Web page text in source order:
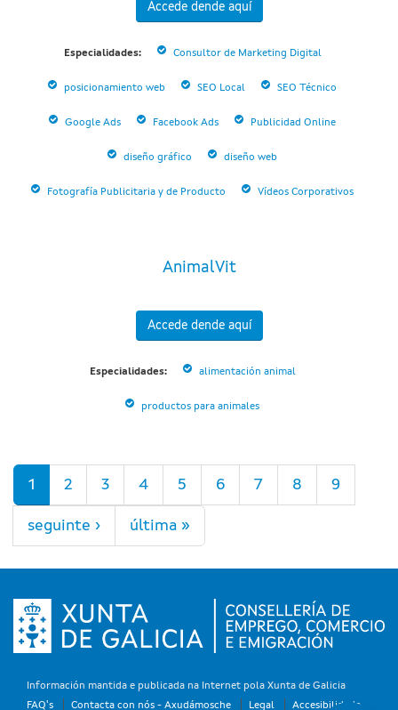
Accede dende aquí
Especialidades: Consultor de Marketing Digital
posicionamiento web SEO Local SEO Técnico
Google Ads Facebook Ads Publicidad Online
diseño gráfico diseño web
Fotografía Publicitaria y de Producto Vídeos Corporativos
AnimalVit
Accede dende aquí
Especialidades: alimentación animal
productos para animales
Páxinas
1 2 3 4 5 6 7 8 9
seguinte › última »
Información mantida e publicada na Internet pola Xunta de Galicia
FAQ's
Contacta con nós - Axudámosche Legal Accesibilidade